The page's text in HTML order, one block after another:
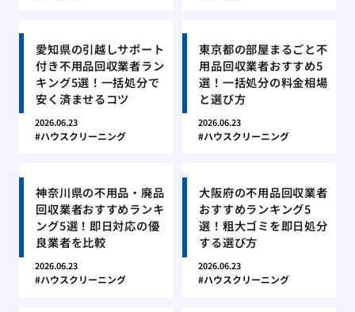
愛知県の引越しサポート
付き不用品回収業者ラン
キング5選！一括処分で
安く済ませるコツ
2026.06.23
ハウスクリーニング
東京都の部屋まるごと不
用品回収業者おすすめ5
選！一括処分の料金相場
と選び方
2026.06.23
ハウスクリーニング
神奈川県の不用品・廃品
回収業者おすすめランキ
ング5選！即日対応の優
良業者を比較
2026.06.23
ハウスクリーニング
大阪府の不用品回収業者
おすすめランキング5
選！粗大ゴミを即日処分
する選び方
2026.06.23
ハウスクリーニング